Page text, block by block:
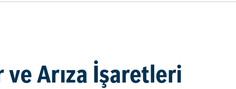
ve Arıza İşaretleri